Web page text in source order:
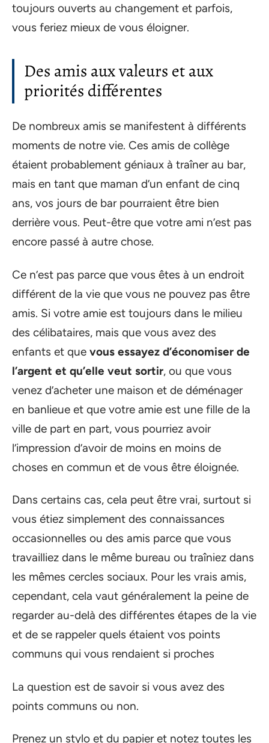
toujours ouverts au changement et parfois,
vous feriez mieux de vous éloigner.
Des amis aux valeurs et aux
priorités différentes
De nombreux amis se manifestent à différents
moments de notre vie. Ces amis de collège
étaient probablement géniaux à traîner au bar,
mais en tant que maman d’un enfant de cinq
ans, vos jours de bar pourraient être bien
derrière vous. Peut-être que votre ami n’est pas
encore passé à autre chose.
Ce n’est pas parce que vous êtes à un endroit
différent de la vie que vous ne pouvez pas être
amis. Si votre amie est toujours dans le milieu
des célibataires, mais que vous avez des
enfants et que vous essayez d’économiser de
l’argent et qu’elle veut sortir, ou que vous
venez d’acheter une maison et de déménager
en banlieue et que votre amie est une fille de la
ville de part en part, vous pourriez avoir
l’impression d’avoir de moins en moins de
choses en commun et de vous être éloignée.
Dans certains cas, cela peut être vrai, surtout si
vous étiez simplement des connaissances
occasionnelles ou des amis parce que vous
travailliez dans le même bureau ou traîniez dans
les mêmes cercles sociaux. Pour les vrais amis,
cependant, cela vaut généralement la peine de
regarder au-delà des différentes étapes de la vie
et de se rappeler quels étaient vos points
communs qui vous rendaient si proches
La question est de savoir si vous avez des
points communs ou non.
Prenez un stylo et du papier et notez toutes les